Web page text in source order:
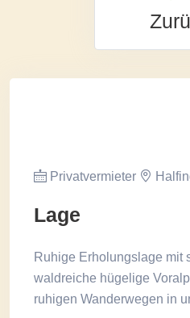
Privatvermieter
Lage
Ruhige Erholungslage mit
waldreiche hügelige
ruhigen Wanderwegen in